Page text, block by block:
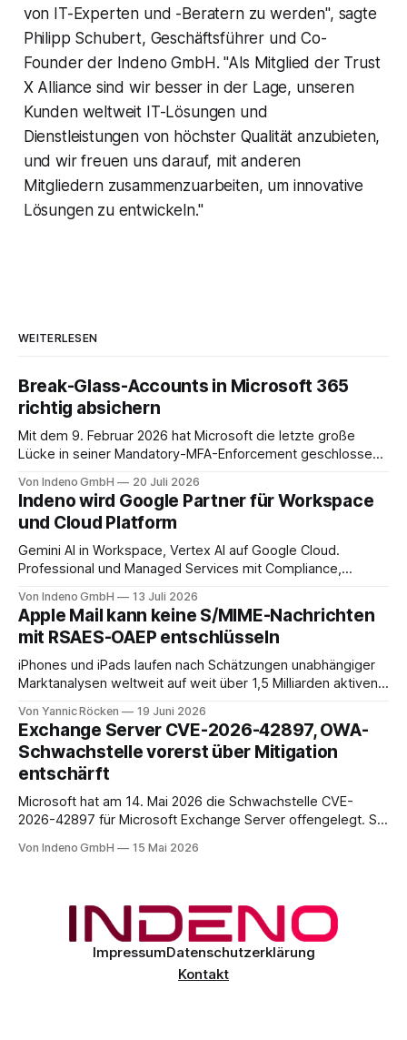
von IT-Experten und -Beratern zu werden", sagte
Philipp Schubert, Geschäftsführer und Co-
Founder der Indeno GmbH. "Als Mitglied der Trust
X Alliance sind wir besser in der Lage, unseren
Kunden weltweit IT-Lösungen und
Dienstleistungen von höchster Qualität anzubieten,
und wir freuen uns darauf, mit anderen
Mitgliedern zusammenzuarbeiten, um innovative
Lösungen zu entwickeln."
WEITERLESEN
Break-Glass-Accounts in Microsoft 365
richtig absichern
Mit dem 9. Februar 2026 hat Microsoft die letzte große
Lücke in seiner Mandatory-MFA-Enforcement geschlossen.
Microsoft 365 Admin Center anmeldet, einen zweiten
Faktor nachweisen. Für das Entra Admin Center, das Azure-
Portal und das Intune Admin Center gilt das
Von Indeno GmbH 20 Juli 2026
Indeno wird Google Partner für Workspace
und Cloud Platform
Gemini AI in Workspace, Vertex AI auf Google Cloud.
Professional und Managed Services mit Compliance,
DACH.
Von Indeno GmbH 13 Juli 2026
Apple Mail kann keine S/MIME-Nachrichten
mit RSAES-OAEP entschlüsseln
iPhones und iPads laufen nach Schätzungen unabhängiger
Marktanalysen weltweit auf weit über 1,5 Milliarden aktiven
im Bereich von 25 bis 30 Prozent auf Geschäftsumfelder,
also Smartphones und Tablets, die im beruflichen Kontext
genutzt werden, sei es als reines Diensthandy, als COPE-
Von Yannic Röcken 19 Juni 2026
Exchange Server CVE-2026-42897, OWA-
Schwachstelle vorerst über Mitigation
entschärft
Microsoft hat am 14. Mai 2026 die Schwachstelle CVE-
2026-42897 für Microsoft Exchange Server offengelegt. Sie
unauthentifizierten Angreifer, über eine speziell präparierte
Von Indeno GmbH 15 Mai 2026
ImpressumDatenschutzerklärung
Kontakt